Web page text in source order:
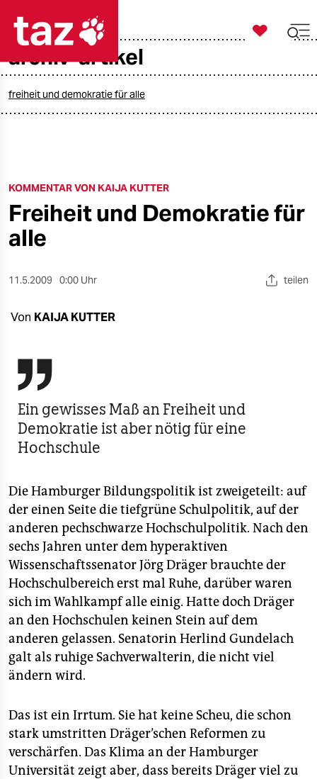
taz zahl ich
öko
gesellschaft
sport
berlin
wahrheit
verlag
verlag
shop
fragen & hilfe
unterstützen
abo
genossenschaft
epaper login

taz zahl ich
archiv-artikel
freiheit und demokratie für alle
KOMMENTAR VON KAIJA KUTTER
Freiheit und Demokratie für
alle
11.5.2009 0:00 Uhr teilen
Von KAIJA KUTTER

Ein gewisses Maß an Freiheit und
Demokratie ist aber nötig für eine
Hochschule
Die Hamburger Bildungspolitik ist zweigeteilt: auf
der einen Seite die tiefgrüne Schulpolitik, auf der
anderen pechschwarze Hochschulpolitik. Nach den
sechs Jahren unter dem hyperaktiven
Wissenschaftssenator Jörg Dräger brauchte der
Hochschulbereich erst mal Ruhe, darüber waren
sich im Wahlkampf alle einig. Hatte doch Dräger
an den Hochschulen keinen Stein auf dem
anderen gelassen. Senatorin Herlind Gundelach
galt als ruhige Sachverwalterin, die nicht viel
ändern wird.
Das ist ein Irrtum. Sie hat keine Scheu, die schon
stark umstritten Dräger’schen Reformen zu
verschärfen. Das Klima an der Hamburger
Universität zeigt aber, dass bereits Dräger viel zu